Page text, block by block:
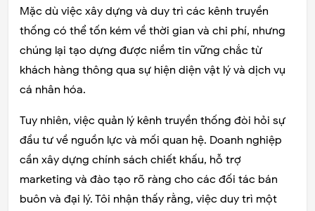
Mặc dù việc xây dựng và duy trì các kênh truyền
thống có thể tốn kém về thời gian và chi phí, nhưng
chúng lại tạo dựng được niềm tin vững chắc từ
khách hàng thông qua sự hiện diện vật lý và dịch vụ
cá nhân hóa.
Tuy nhiên, việc quản lý kênh truyền thống đòi hỏi sự
đầu tư về nguồn lực và mối quan hệ. Doanh nghiệp
cần xây dựng chính sách chiết khấu, hỗ trợ
marketing và đào tạo rõ ràng cho các đối tác bán
buôn và đại lý. Tôi nhận thấy rằng, việc duy trì một